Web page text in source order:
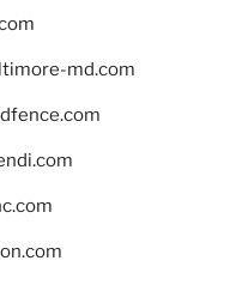
md.com